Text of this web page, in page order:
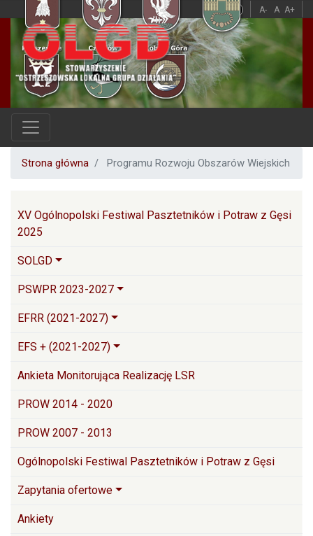
Przejdź
do
treści
A- A A+
A A
Strona główna Programu Rozwoju Obszarów Wiejskich
Główna nawigacja
XV Ogólnopolski Festiwal Pasztetników i Potraw z Gęsi
2025
SOLGD
PSWPR 2023-2027
EFRR (2021-2027)
EFS + (2021-2027)
Ankieta Monitorująca Realizację LSR
PROW 2014 - 2020
PROW 2007 - 2013
Ogólnopolski Festiwal Pasztetników i Potraw z Gęsi
Zapytania ofertowe
Ankiety